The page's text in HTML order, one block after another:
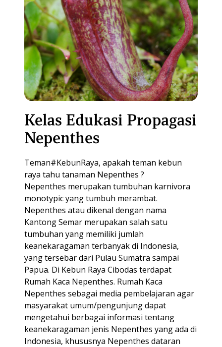
Kelas Edukasi Propagasi
Nepenthes
Teman#KebunRaya, apakah teman kebun
raya tahu tanaman Nepenthes ?
Nepenthes merupakan tumbuhan karnivora
monotypic yang tumbuh merambat.
Nepenthes atau dikenal dengan nama
Kantong Semar merupakan salah satu
tumbuhan yang memiliki jumlah
keanekaragaman terbanyak di Indonesia,
yang tersebar dari Pulau Sumatra sampai
Papua. Di Kebun Raya Cibodas terdapat
Rumah Kaca Nepenthes. Rumah Kaca
Nepenthes sebagai media pembelajaran agar
masyarakat umum/pengunjung dapat
mengetahui berbagai informasi tentang
keanekaragaman jenis Nepenthes yang ada di
Indonesia, khususnya Nepenthes dataran